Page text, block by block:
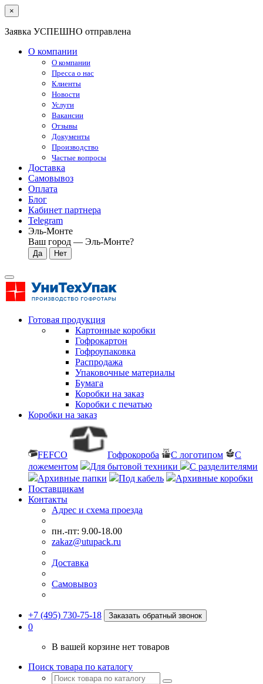
×
Заявка УСПЕШНО отправлена
О компании
О компании
Пресса о нас
Клиенты
Новости
Услуги
Вакансии
Отзывы
Документы
Производство
Частые вопросы
Доставка
Самовывоз
Оплата
Блог
Кабинет партнера
Telegram
Эль-Монте
Ваш город — Эль-Монте?
Готовая продукция
Картонные коробки
Гофрокартон
Гофроупаковка
Распродажа
Упаковочные материалы
Бумага
Коробки на заказ
Коробки с печатью
Коробки на заказ
FEFCO Гофрокороба С логотипом
С
ложементом
Для бытовой техники
С разделителями
Архивные папки
Под кабель
Архивные коробки
Поставщикам
Контакты
Адрес и схема проезда
пн.-пт: 9.00-18.00
zakaz@utupack.ru
Доставка
Самовывоз
+7 (495) 730-75-18 Заказать обратный звонок
0
В вашей корзине нет товаров
Поиск товара по каталогу